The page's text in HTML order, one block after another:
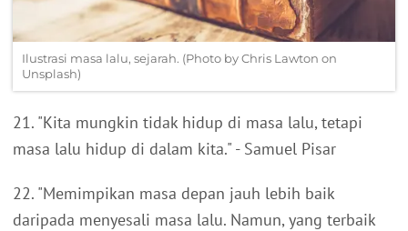
Ilustrasi masa lalu, sejarah. (Photo by Chris Lawton on
Unsplash)
21. "Kita mungkin tidak hidup di masa lalu, tetapi
masa lalu hidup di dalam kita." - Samuel Pisar
22. "Memimpikan masa depan jauh lebih baik
daripada menyesali masa lalu. Namun, yang terbaik